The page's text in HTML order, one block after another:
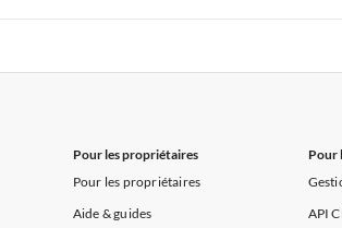
Appartements de Vacances à Sud de la France
Pour les propriétaires
Pour les propriétaires
Aide & guides
Pour
API